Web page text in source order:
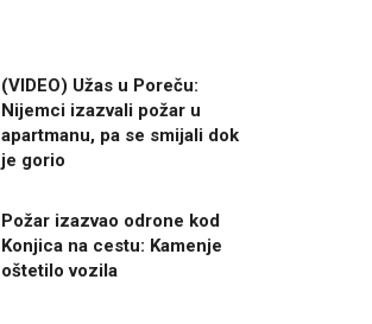
(VIDEO) Užas u Poreču:
Nijemci izazvali požar u
apartmanu, pa se smijali dok
je gorio
Požar izazvao odrone kod
Konjica na cestu: Kamenje
oštetilo vozila